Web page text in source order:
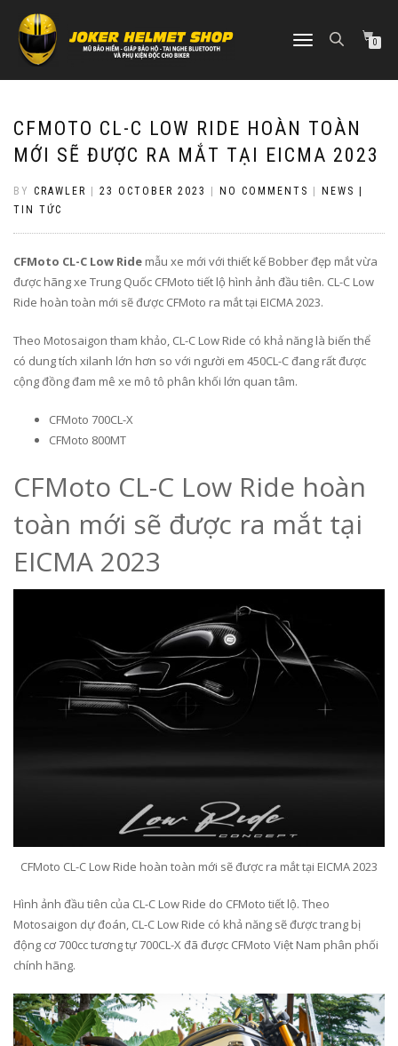
TOGGLE
0
CFMOTO CL-C LOW RIDE HOÀN TOÀN
MỚI SẼ ĐƯỢC RA MẮT TẠI EICMA 2023
BY CRAWLER 23 OCTOBER 2023 NO COMMENTS
NEWS |
TIN TỨC
CFMoto CL-C Low Ride mẫu xe mới với thiết kế Bobber đẹp mắt vừa
được hãng xe Trung Quốc CFMoto tiết lộ hình ảnh đầu tiên. CL-C Low
Ride hoàn toàn mới sẽ được CFMoto ra mắt tại EICMA 2023.
Theo Motosaigon tham khảo, CL-C Low Ride có khả năng là biến thể
có dung tích xilanh lớn hơn so với người em 450CL-C đang rất được
cộng đồng đam mê xe mô tô phân khối lớn quan tâm.
CFMoto 700CL-X
CFMoto 800MT
CFMoto CL-C Low Ride hoàn
toàn mới sẽ được ra mắt tại
EICMA 2023
CFMoto CL-C Low Ride hoàn toàn mới sẽ được ra mắt tại EICMA 2023
Hình ảnh đầu tiên của CL-C Low Ride do CFMoto tiết lộ. Theo
Motosaigon dự đoán, CL-C Low Ride có khả năng sẽ được trang bị
động cơ 700cc tương tự 700CL-X đã được CFMoto Việt Nam phân phối
chính hãng.